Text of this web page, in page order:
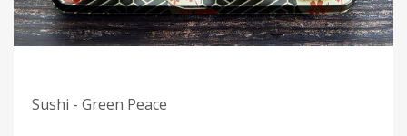
Sushi - Green Peace